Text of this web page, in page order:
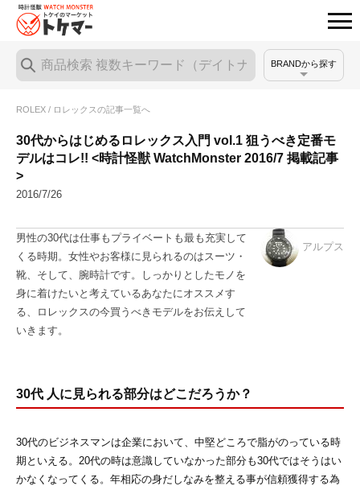
BRANDから探す
ROLEX / ロレックスの記事一覧へ
30代からはじめるロレックス入門 vol.1 狙うべき定番モ
デルはコレ!! <時計怪獣 WatchMonster 2016/7 掲載記事
>
2016/7/26
アルプス
男性の30代は仕事もプライベートも最も充実して
くる時期。女性やお客様に見られるのはスーツ・
靴、そして、腕時計です。しっかりとしたモノを
身に着けたいと考えているあなたにオススメす
る、ロレックスの今買うべきモデルをお伝えして
いきます。
30代 人に見られる部分はどこだろうか？
30代のビジネスマンは企業において、中堅どころで脂がのっている時
期といえる。20代の時は意識していなかった部分も30代ではそうはい
かなくなってくる。年相応の身だしなみを整える事が信頼獲得する為